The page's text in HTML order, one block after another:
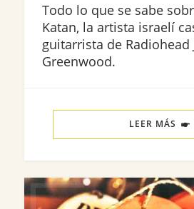
Todo lo que se sabe
Katan, la artista israelí
guitarrista de Radiohead
Greenwood.
LEER MÁS